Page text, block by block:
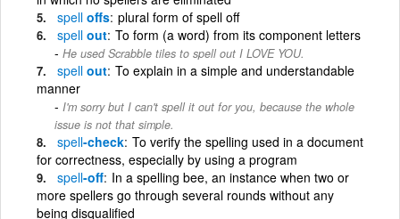
spell offs plural form of spell off
spell out To form (a word) from its component letters
He used Scrabble tiles to spell out I LOVE YOU.
spell out To explain in a simple and understandable
manner
I'm sorry but I can't spell it out for you, because the whole
issue is not that simple.
spell-check To verify the spelling used in a document
for correctness, especially by using a program
spell-off In a spelling bee, an instance when two or
more spellers go through several rounds without any
being disqualified